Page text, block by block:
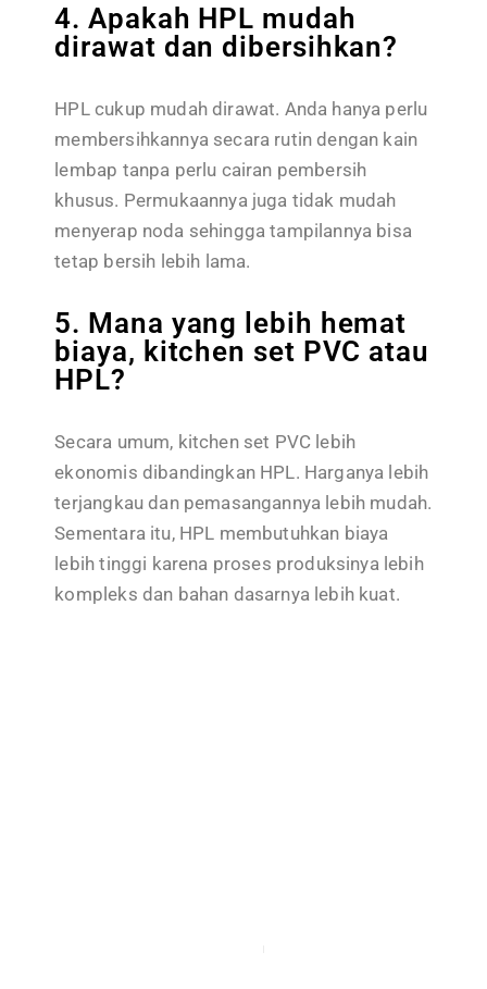
4. Apakah HPL mudah
dirawat dan dibersihkan?
HPL cukup mudah dirawat. Anda hanya perlu
membersihkannya secara rutin dengan kain
lembap tanpa perlu cairan pembersih
khusus. Permukaannya juga tidak mudah
menyerap noda sehingga tampilannya bisa
tetap bersih lebih lama.
5. Mana yang lebih hemat
biaya, kitchen set PVC atau
HPL?
Secara umum, kitchen set PVC lebih
ekonomis dibandingkan HPL. Harganya lebih
terjangkau dan pemasangannya lebih mudah.
Sementara itu, HPL membutuhkan biaya
lebih tinggi karena proses produksinya lebih
kompleks dan bahan dasarnya lebih kuat.